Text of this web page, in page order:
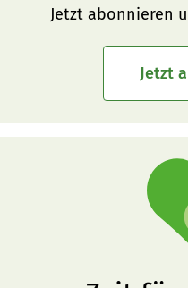
Jetzt abonnieren
Jetzt